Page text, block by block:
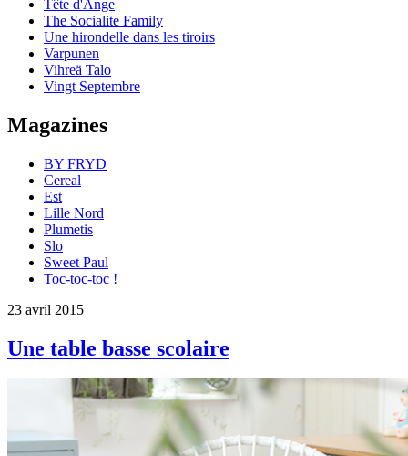
Tête d'Ange
The Socialite Family
Une hirondelle dans les tiroirs
Varpunen
Vihreä Talo
Vingt Septembre
Magazines
BY FRYD
Cereal
Est
Lille Nord
Plumetis
Slo
Sweet Paul
Toc-toc-toc !
23 avril 2015
Une table basse scolaire